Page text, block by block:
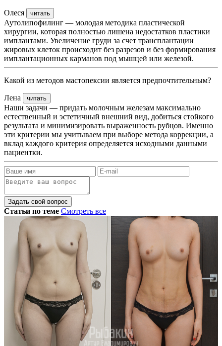
Олеся читать
Аутолипофилинг — молодая методика пластической
хирургии, которая полностью лишена недостатков пластики
имплантами. Увеличение груди за счет трансплантации
жировых клеток происходит без разрезов и без формирования
имплантационных карманов под мышцей или железой.
Какой из методов мастопексии является предпочтительным?
Лена читать
Наши задачи — придать молочным железам максимально
естественный и эстетичный внешний вид, добиться стойкого
результата и минимизировать выраженность рубцов. Именно
эти критерии мы учитываем при выборе метода коррекции, а
вклад каждого критерия определяется исходными данными
пациентки.
Задать свой вопрос
Статьи по теме Смотреть все